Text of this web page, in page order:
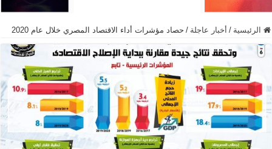
الرئيسية / أخبار عاجلة / حصاد مؤشرات أداء الاقتصاد المصري خلال عام 2020